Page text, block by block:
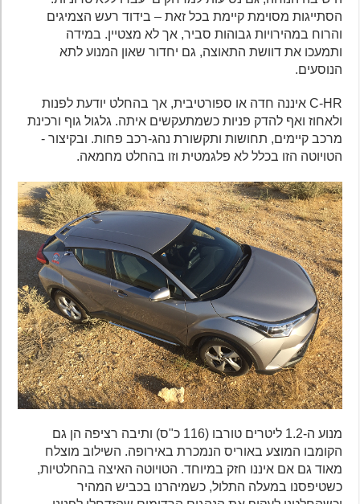
הסתייגות מסוימת קיימת בכל זאת – בידוד רעש הצמיגים
והרוח במהירויות גבוהות סביר, אך לא מצטיין. במידה
ותמעכו את דוושת התאוצה, גם יחדור שאון המנוע לתא
הנוסעים.
C-HR איננה חדה או ספורטיבית, אך בהחלט יודעת לפנות
ולאחוז ואף להדק פניות כשמתעקשים איתה. גלגול גוף ורכינת
מרכב קיימים, תחושות ותקשורת נהג-רכב פחות. ובקיצור -
הטויוטה הזו בכלל לא פלגמטית וזו בהחלט מחמאה.
מנוע ה-1.2 ליטרים טורבו (116 כ"ס) ותיבה רציפה הן גם
הקומבו המוצע באוריס הנמכרת באירופה. השילוב מוצלח
מאוד גם אם איננו חזק במיוחד. הטויוטה האיצה בהחלטיות,
כשטיפסנו במעלה התלול, כשמיהרנו בכביש המהיר